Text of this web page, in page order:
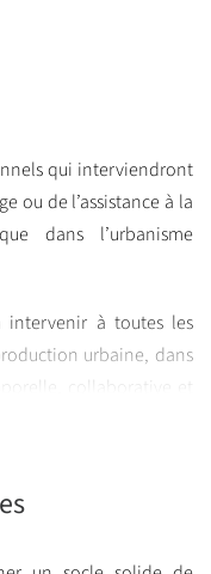
qui interviendront
ou de l’assistance à la
dans l’urbanisme
intervenir à toutes les
urbaine, dans
collaborative et
à la maîtrise des
de programmation,